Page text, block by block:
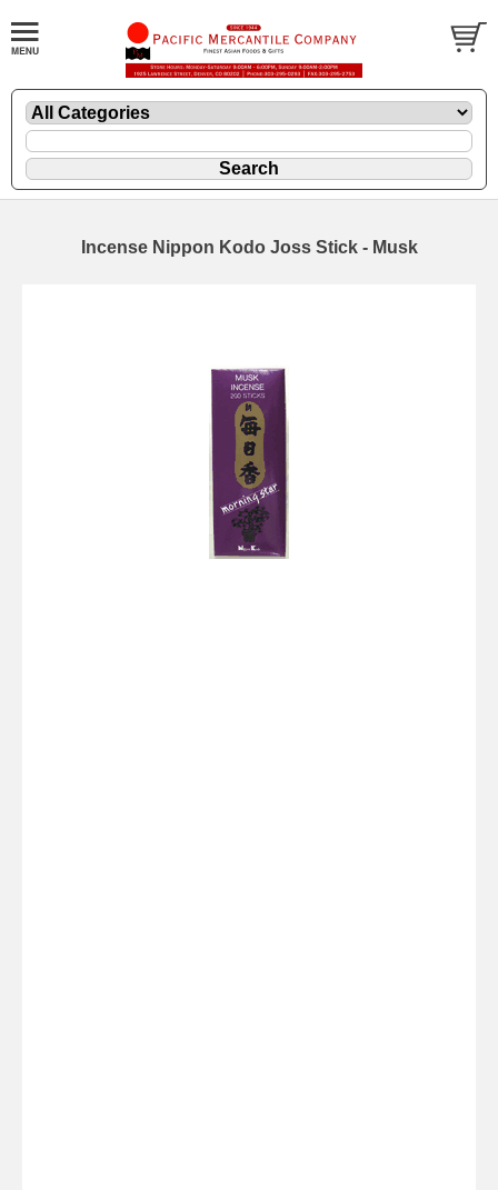
Incense Nippon Kodo Joss Stick - Musk